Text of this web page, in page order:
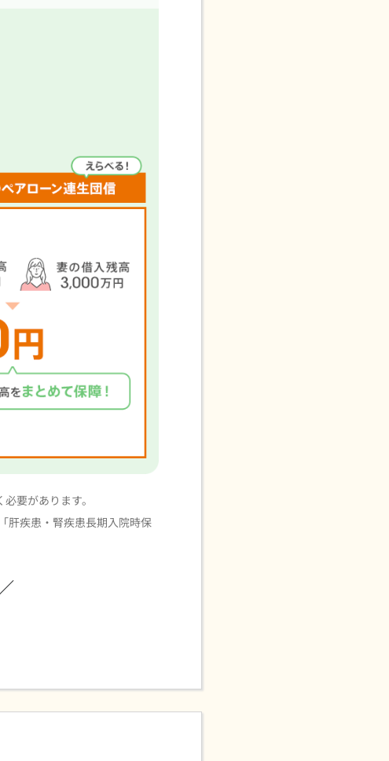
要があります。
肝疾患・腎疾患長期入院時保